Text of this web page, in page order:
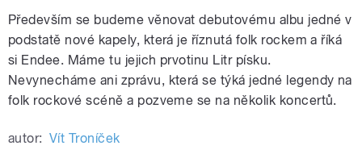
Především se budeme věnovat debutovému albu jedné v
podstatě nové kapely, která je říznutá folk rockem a říká
si Endee. Máme tu jejich prvotinu Litr písku.
Nevynecháme ani zprávu, která se týká jedné legendy na
folk rockové scéně a pozveme se na několik koncertů.
autor: Vít Troníček